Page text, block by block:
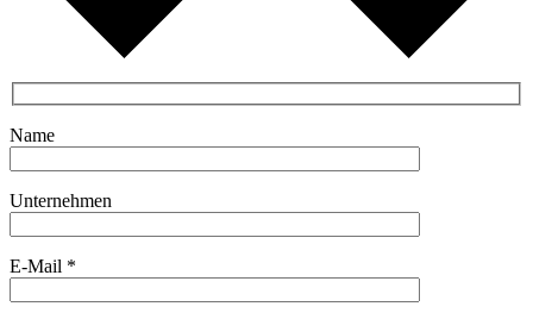
Name
Unternehmen
E-Mail *